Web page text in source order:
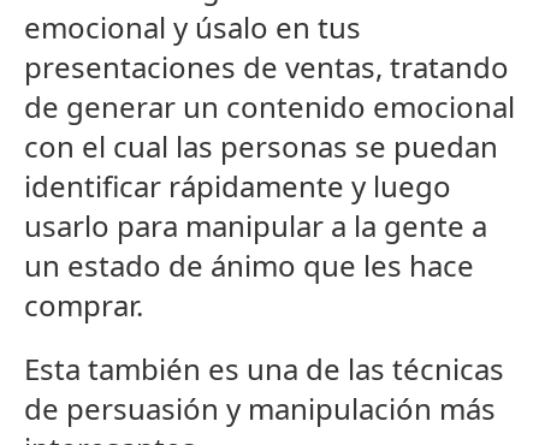
emocional y úsalo en tus
presentaciones de ventas, tratando
de generar un contenido emocional
con el cual las personas se puedan
identificar rápidamente y luego
usarlo para manipular a la gente a
un estado de ánimo que les hace
comprar.
Esta también es una de las técnicas
de persuasión y manipulación más